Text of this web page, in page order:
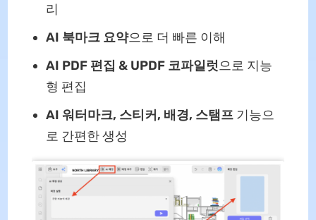
리
AI 북마크 요약으로 더 빠른 이해
AI PDF 편집 & UPDF 코파일럿으로 지능
형 편집
AI 워터마크, 스티커, 배경, 스탬프기능으
로 간편한 생성